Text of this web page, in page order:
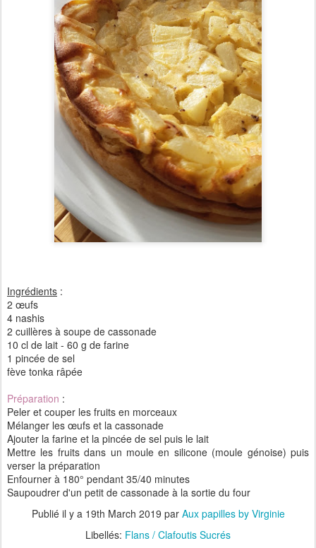
Ingrédients :
2 œufs
4 nashis
2 cuillères à soupe de cassonade
10 cl de lait - 60 g de farine
1 pincée de sel
fève tonka râpée
Préparation :
Peler et couper les fruits en morceaux
Mélanger les œufs et la cassonade
Ajouter la farine et la pincée de sel puis le lait
Mettre les fruits dans un moule en silicone (moule génoise) puis
verser la préparation
Enfourner à 180° pendant 35/40 minutes
Saupoudrer d'un petit de cassonade à la sortie du four
Publié il y a 19th March 2019 par Aux papilles by Virginie
Libellés: Flans / Clafoutis Sucrés